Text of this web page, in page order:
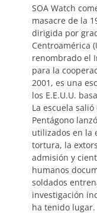
SOA Watch
masacre de la
dirigida por
Centroamérica
renombrado el
para la
2001, es una
los E.E.U.U.
La escuela
Pentágono
utilizados en la
tortura, la
admisión y
humanos
soldados
investigación
ha tenido lugar.